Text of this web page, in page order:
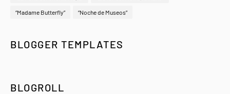
“Madame Butterfly” “Noche de Museos”
BLOGGER TEMPLATES
BLOGROLL